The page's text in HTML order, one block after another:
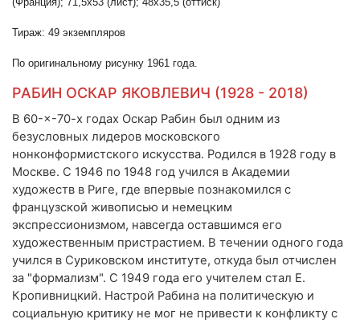
Тираж: 49 экземпляров
По оригинальному рисунку 1961 года.
РАБИН ОСКАР ЯКОВЛЕВИЧ (1928 - 2018)
В 60-×-70-х годах Оскар Рабин был одним из
безусловных лидеров московского
нонконформистского искусства. Родился в 1928 году в
Москве. С 1946 по 1948 год учился в Академии
художеств в Риге, где впервые познакомился с
французской живописью и немецким
экспрессионизмом, навсегда оставшимся его
художественным пристрастием. В течении одного года
учился в Суриковском институте, откуда был отчислен
за "формализм". С 1949 года его учителем стал Е.
Кропивницкий. Настрой Рабина на политическую и
социальную критику не мог не привести к конфликту с